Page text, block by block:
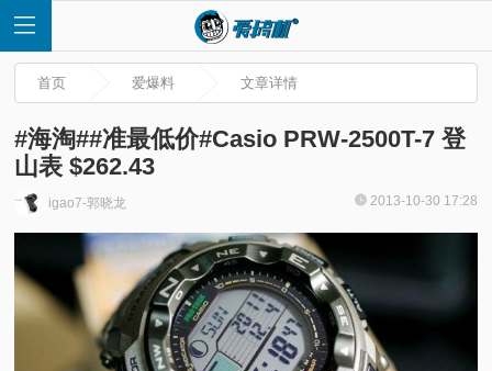
首
快
首页 爱爆料 文章详情
#海淘##准最低价#Casio PRW-2500T-7 登
山表 $262.43
igao7-郭晓龙 2013-10-30 17:28